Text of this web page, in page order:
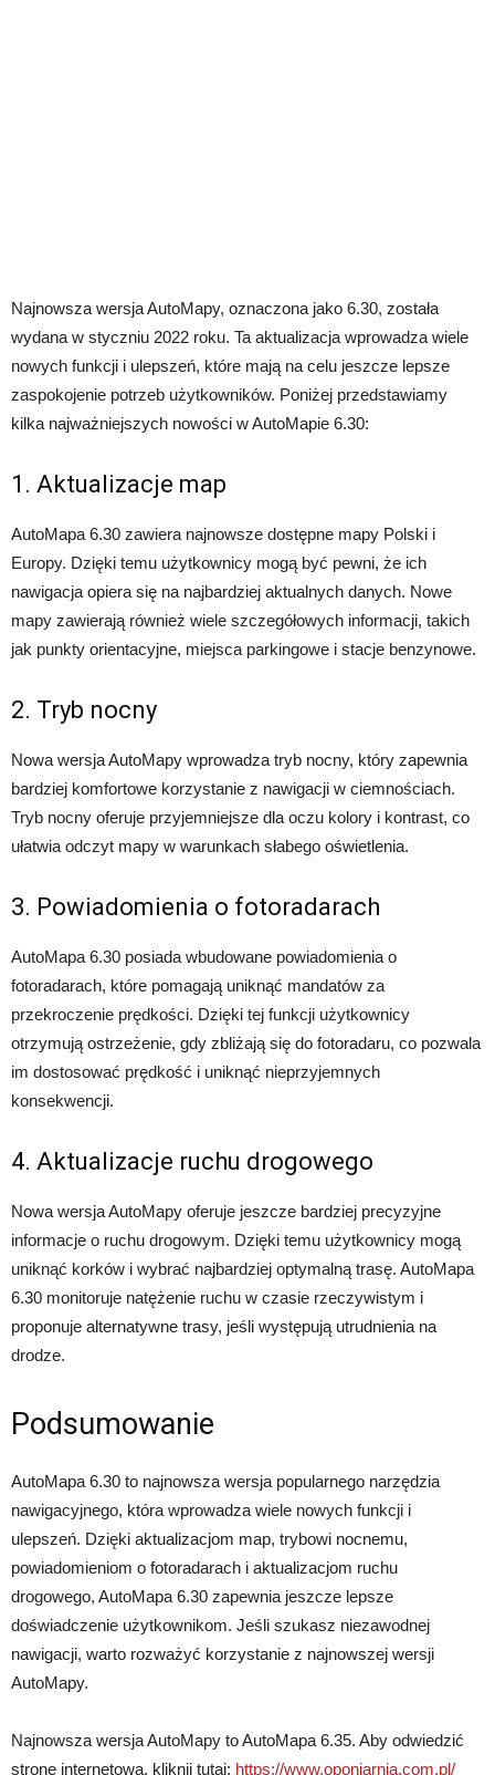
Najnowsza wersja AutoMapy, oznaczona jako 6.30, została
wydana w styczniu 2022 roku. Ta aktualizacja wprowadza wiele
nowych funkcji i ulepszeń, które mają na celu jeszcze lepsze
zaspokojenie potrzeb użytkowników. Poniżej przedstawiamy
kilka najważniejszych nowości w AutoMapie 6.30:
1. Aktualizacje map
AutoMapa 6.30 zawiera najnowsze dostępne mapy Polski i
Europy. Dzięki temu użytkownicy mogą być pewni, że ich
nawigacja opiera się na najbardziej aktualnych danych. Nowe
mapy zawierają również wiele szczegółowych informacji, takich
jak punkty orientacyjne, miejsca parkingowe i stacje benzynowe.
2. Tryb nocny
Nowa wersja AutoMapy wprowadza tryb nocny, który zapewnia
bardziej komfortowe korzystanie z nawigacji w ciemnościach.
Tryb nocny oferuje przyjemniejsze dla oczu kolory i kontrast, co
ułatwia odczyt mapy w warunkach słabego oświetlenia.
3. Powiadomienia o fotoradarach
AutoMapa 6.30 posiada wbudowane powiadomienia o
fotoradarach, które pomagają uniknąć mandatów za
przekroczenie prędkości. Dzięki tej funkcji użytkownicy
otrzymują ostrzeżenie, gdy zbliżają się do fotoradaru, co pozwala
im dostosować prędkość i uniknąć nieprzyjemnych
konsekwencji.
4. Aktualizacje ruchu drogowego
Nowa wersja AutoMapy oferuje jeszcze bardziej precyzyjne
informacje o ruchu drogowym. Dzięki temu użytkownicy mogą
uniknąć korków i wybrać najbardziej optymalną trasę. AutoMapa
6.30 monitoruje natężenie ruchu w czasie rzeczywistym i
proponuje alternatywne trasy, jeśli występują utrudnienia na
drodze.
Podsumowanie
AutoMapa 6.30 to najnowsza wersja popularnego narzędzia
nawigacyjnego, która wprowadza wiele nowych funkcji i
ulepszeń. Dzięki aktualizacjom map, trybowi nocnemu,
powiadomieniom o fotoradarach i aktualizacjom ruchu
drogowego, AutoMapa 6.30 zapewnia jeszcze lepsze
doświadczenie użytkownikom. Jeśli szukasz niezawodnej
nawigacji, warto rozważyć korzystanie z najnowszej wersji
AutoMapy.
Najnowsza wersja AutoMapy to AutoMapa 6.35. Aby odwiedzić
stronę internetową, kliknij tutaj: https://www.oponiarnia.com.pl/